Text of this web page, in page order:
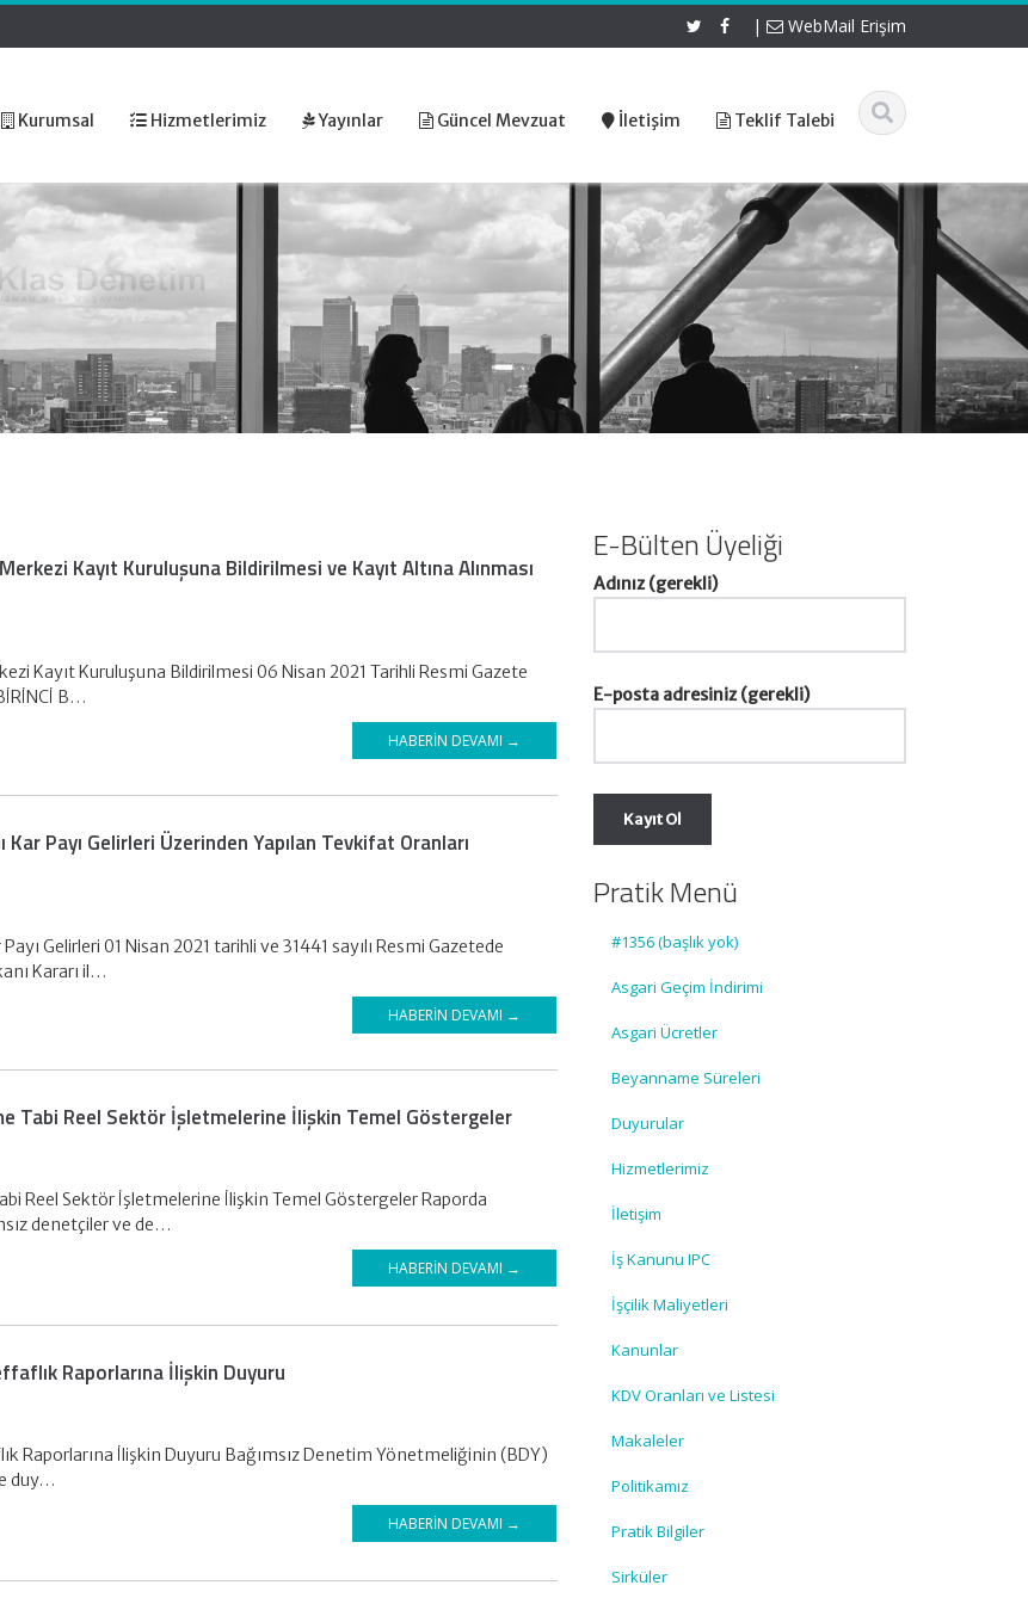
| WebMail Erişim
Kurumsal Hizmetlerimiz Yayınlar Güncel Mevzuat İletişim Teklif Talebi
Kayıt Kuruluşuna Bildirilmesi ve Kayıt Altına Alınması
Kayıt Kuruluşuna Bildirilmesi 06 Nisan 2021 Tarihli Resmi Gazete
B…
HABERIN DEVAMI →
Payı Gelirleri Üzerinden Yapılan Tevkifat Oranları
Gelirleri 01 Nisan 2021 tarihli ve 31441 sayılı Resmi Gazetede
Kararı il…
HABERIN DEVAMI →
Tabi Reel Sektör İşletmelerine İlişkin Temel Göstergeler
Reel Sektör İşletmelerine İlişkin Temel Göstergeler Raporda
denetçiler ve de…
HABERIN DEVAMI →
Raporlarına İlişkin Duyuru
Raporlarına İlişkin Duyuru Bağımsız Denetim Yönetmeliğinin (BDY)
duy…
HABERIN DEVAMI →
E-Bülten Üyeliği
Adınız (gerekli)
E-posta adresiniz (gerekli)
Pratik Menü
#1356 (başlık yok)
Asgari Geçim İndirimi
Asgari Ücretler
Beyanname Süreleri
Duyurular
Hizmetlerimiz
İletişim
İş Kanunu IPC
İşçilik Maliyetleri
Kanunlar
KDV Oranları ve Listesi
Makaleler
Politikamız
Pratik Bilgiler
Sirküler